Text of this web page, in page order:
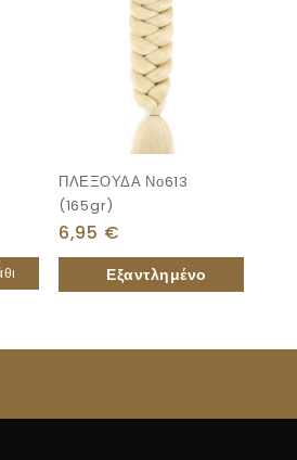
ΠΛΕΞΟΥΔΑ Νο613
(165gr)
6,95 €